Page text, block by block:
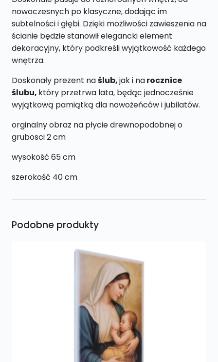
nowoczesnych po klasyczne, dodając im
subtelności i głębi. Dzięki możliwości zawieszenia na
ścianie będzie stanowił elegancki element
dekoracyjny, który podkreśli wyjątkowość każdego
wnętrza.
Doskonały prezent naślub,jak i narocznice
ślubu, który przetrwa lata, będąc jednocześnie
wyjątkową pamiątką dla nowożeńców i jubilatów.
orginalny obraz na płycie drewnopodobnej o
grubosci 2 cm
wysokość 65 cm
szerokość 40 cm
Podobne produkty